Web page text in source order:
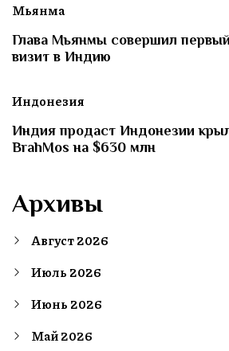
Мьянма
Глава Мьянмы совершил
визит в Индию
Индонезия
Индия продаст Индонезии
BrahMos на $630 млн
Архивы
Август 2026
Июль 2026
Июнь 2026
Май 2026